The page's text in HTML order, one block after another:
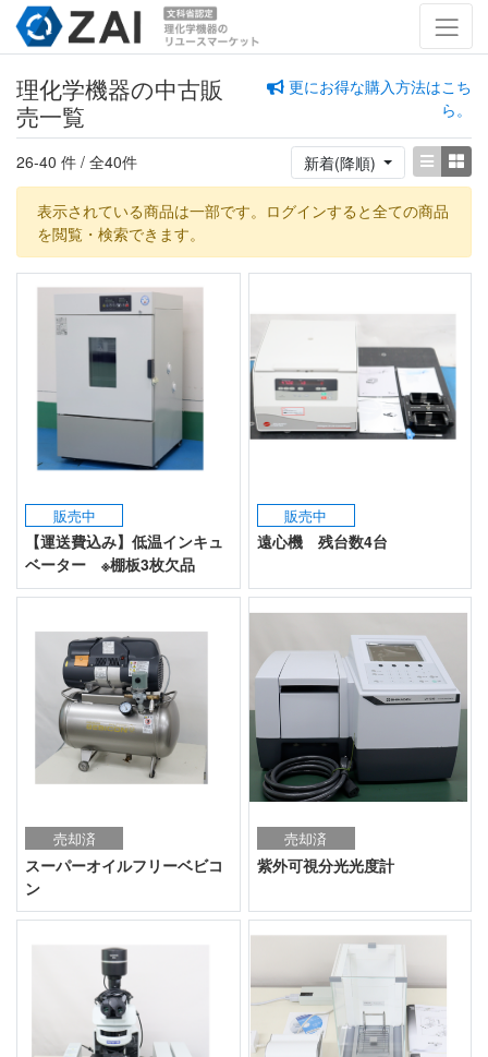
理化学機器の中古販
売一覧
更にお得な購入方法はこち
ら。
26-40 件 / 全40件 新着(降順)
表示されている商品は一部です。ログインすると全ての商品
を閲覧・検索できます。
販売中
【運送費込み】低温インキュ
ベーター ※棚板3枚欠品
販売中
遠心機 残台数4台
売却済
スーパーオイルフリーベビコ
ン
売却済
紫外可視分光光度計